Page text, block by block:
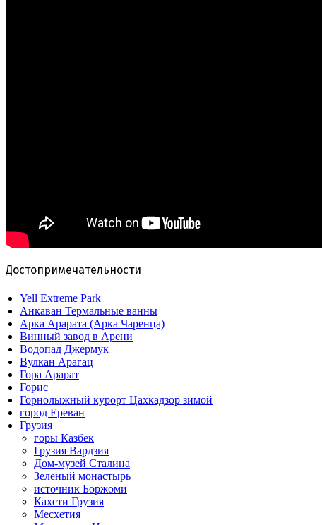
Достопримечательности
Yell Extreme Park
Анкаван Термальные ванны
Арка Арарата (Арка Чаренца)
Винный завод в Арени
Водопад Джермук
Вулкан Арагац
Гора Арарат
Горис
Горнолыжный курорт Цахкадзор зимой
город Ереван
Грузия
горы Казбек
Грузия Вардзия
Дом-музей Сталина
Зеленый монастырь
источник Боржоми
Кахети Грузия
Месхетия